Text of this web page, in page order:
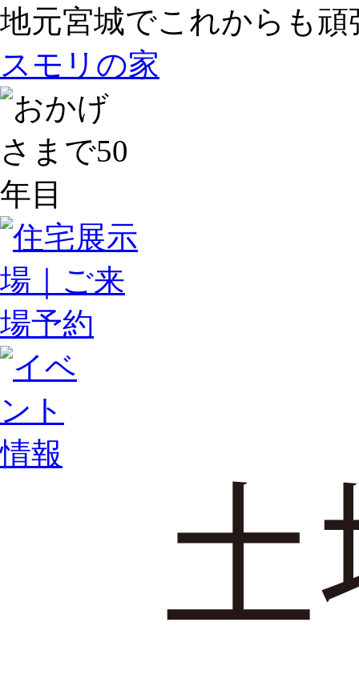
地元宮城でこれからも頑
スモリの家